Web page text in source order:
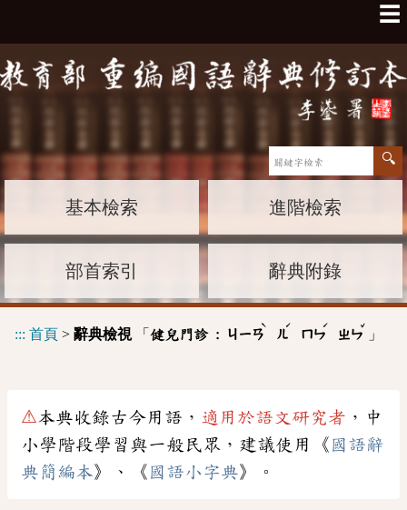
☰
基本檢索 進階檢索
部首索引 辭典附錄
::: 首頁 > 辭典檢視「 健兒門診 : ㄐㄧㄢ
ˋ
ㄦ
ˊ
ㄇㄣ
ˊ
ㄓㄣ
ˇ
」
⚠本典收錄古今用語， 適用於語文研究者 ，中
小學階段學習與一般民眾，建議使用《 國語辭
典簡編本》、《 國語小字典》。